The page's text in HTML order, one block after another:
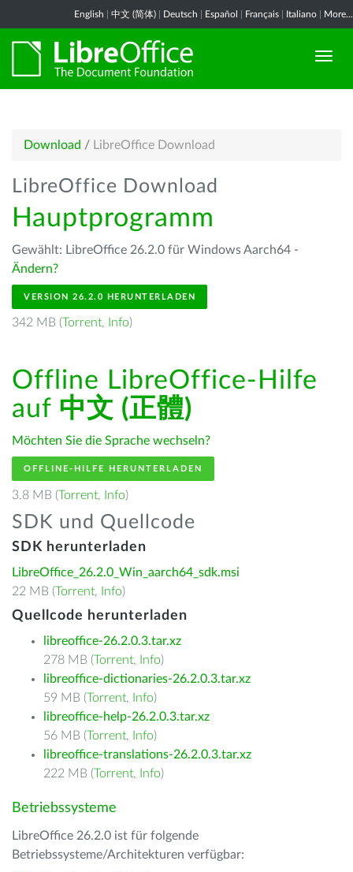
English 中文 (简体) Deutsch Español Français Italiano More...
Download / LibreOffice Download
LibreOffice Download
Hauptprogramm
Gewählt: LibreOffice 26.2.0 für Windows Aarch64 -
Ändern?
VERSION 26.2.0 HERUNTERLADEN
342 MB (Torrent, Info)
Offline LibreOffice-Hilfe
auf 中文 (正體)
Möchten Sie die Sprache wechseln?
OFFLINE-HILFE HERUNTERLADEN
3.8 MB (Torrent, Info)
SDK und Quellcode
SDK herunterladen
LibreOffice_26.2.0_Win_aarch64_sdk.msi
22 MB (Torrent, Info)
Quellcode herunterladen
libreoffice-26.2.0.3.tar.xz
278 MB (Torrent, Info)
libreoffice-dictionaries-26.2.0.3.tar.xz
59 MB (Torrent, Info)
libreoffice-help-26.2.0.3.tar.xz
56 MB (Torrent, Info)
libreoffice-translations-26.2.0.3.tar.xz
222 MB (Torrent, Info)
Betriebssysteme
LibreOffice 26.2.0 ist für folgende
Betriebssysteme/Architekturen verfügbar: